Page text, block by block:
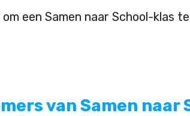
een Samen naar School-klas
van Samen naar